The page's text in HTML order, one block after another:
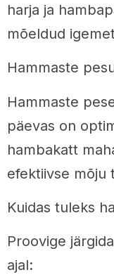
harja ja
mõeldud
Hammaste
Hammaste
päevas on
hambakatt
efektiivse mõju
Kuidas tuleks
Proovige
ajal: